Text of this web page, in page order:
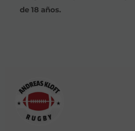
de 18 años.